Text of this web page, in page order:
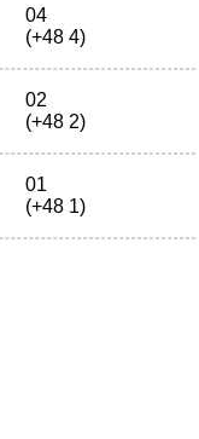
04
(+48 4)
02
(+48 2)
01
(+48 1)